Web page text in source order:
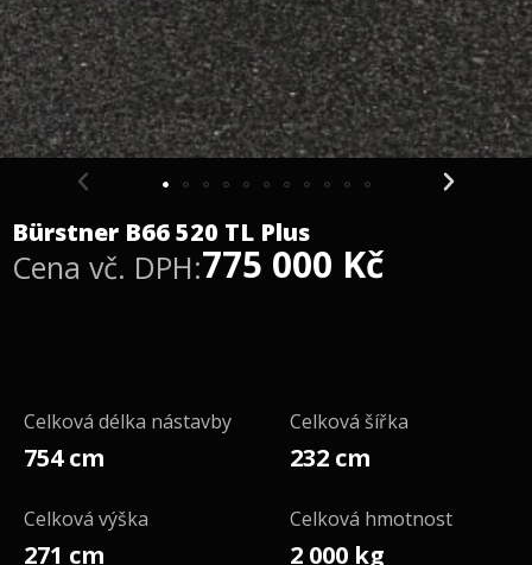
Bürstner B66 520 TL Plus
Cena vč. DPH:775 000 Kč
Celková délka nástavby
754 cm
Celková šířka
232 cm
Celková výška
271 cm
Celková hmotnost
2 000 kg